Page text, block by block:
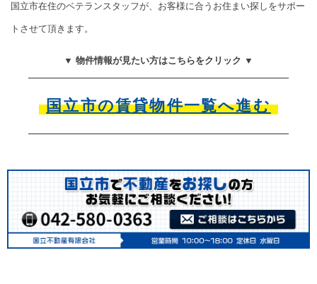
国立市在住のベテランスタッフが、お客様に合うお住まい探しをサポー
トさせて頂きます。
▼ 物件情報が見たい方はこちらをクリック ▼
国立市の賃貸物件一覧へ進む